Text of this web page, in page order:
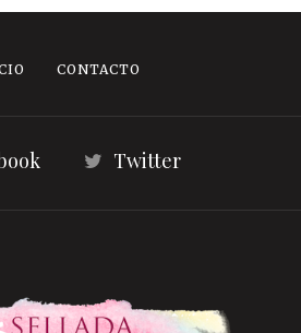
CONTACTO
Twitter